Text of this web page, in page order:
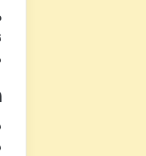
۱.